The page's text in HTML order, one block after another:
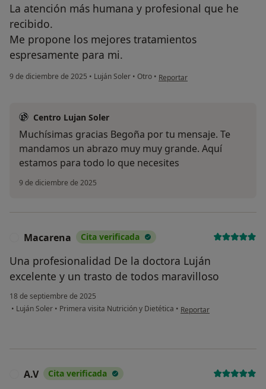
La atención más humana y profesional que he
recibido.
Me propone los mejores tratamientos
espresamente para mi.
9 de diciembre de 2025 • Luján Soler • Otro • en opinión del usuario Begoña
Reportar
Centro Lujan Soler
Muchísimas gracias Begoña por tu mensaje. Te
mandamos un abrazo muy muy grande. Aquí
estamos para todo lo que necesites
9 de diciembre de 2025
Macarena Cita verificada
Una profesionalidad De la doctora Luján
excelente y un trasto de todos maravilloso
18 de septiembre de 2025
• Luján Soler • Primera visita Nutrición y Dietética • en opinión del usuario
Reportar
A.V Cita verificada